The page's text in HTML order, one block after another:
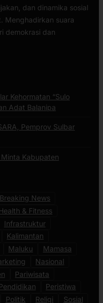
dan dinamika sosial
Menghadirkan suara
demokrasi dan
Kehormatan “Sulo
Adat Balanipa
Pemprov Sulbar
Kabupaten
Breaking News
& Fitness
Infrastruktur
Kalimantan
Maluku
Mamasa
Nasional
Pariwisata
Peristiwa
Politik Religi Sosial